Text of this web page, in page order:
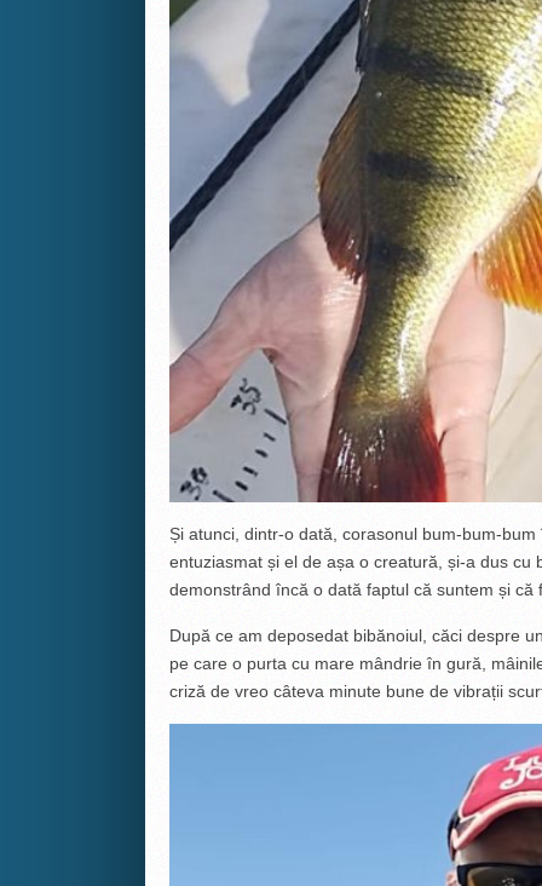
Și atunci, dintr-o dată, corasonul bum-bum-
entuziasmat și el de așa o creatură, și-a dus
demonstrând încă o dată faptul că suntem și că
După ce am deposedat bibănoiul, căci despre
pe care o purta cu mare mândrie în gură,
criză de vreo câteva minute bune de vibrații